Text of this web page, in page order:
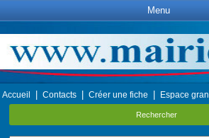
Menu
Accueil Contacts Créer une fiche Espace
Rechercher